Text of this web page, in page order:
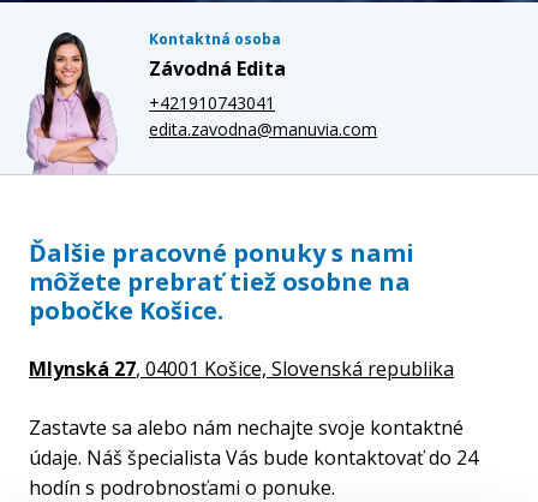
Kontaktná osoba
Závodná Edita
+421910743041
edita.zavodna@manuvia.com
Ďalšie pracovné ponuky s nami
môžete prebrať tiež osobne na
pobočke Košice.
Mlynská 27, 04001 Košice, Slovenská republika
Zastavte sa alebo nám nechajte svoje kontaktné
údaje. Náš špecialista Vás bude kontaktovať do 24
hodín s podrobnosťami o ponuke.